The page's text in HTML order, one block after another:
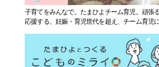
子育てをみんなで。たまひよチーム育児。頑張
応援する、妊娠・育児世代を超え、チーム育児